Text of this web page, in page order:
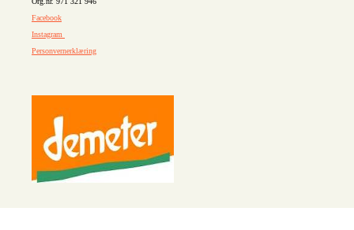
Facebook
Instagram
Personvernerklæring